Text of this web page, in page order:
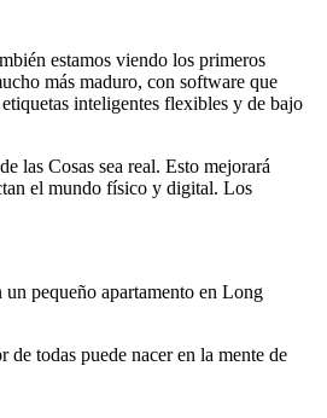
estamos viendo los primeros
más maduro, con software que
inteligentes flexibles y de bajo
las Cosas sea real. Esto mejorará
el mundo físico y digital. Los
un pequeño apartamento en Long
todas puede nacer en la mente de